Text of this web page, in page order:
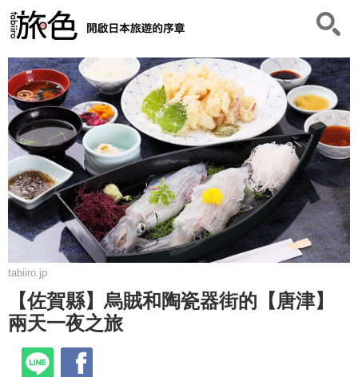
tabiiro.jp
【佐賀縣】烏賊和陶瓷器街的【唐津】
兩天一夜之旅